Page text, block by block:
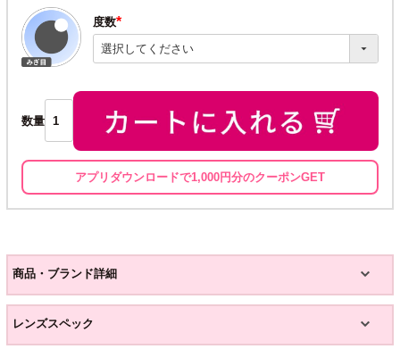
度数
(必
須)
数量
アプリダウンロードで1,000円分のクーポンGET
商品・ブランド詳細
レンズスペック